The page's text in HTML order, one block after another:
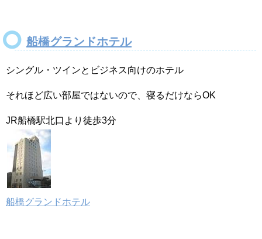
船橋グランドホテル
シングル・ツインとビジネス向けのホテル
それほど広い部屋ではないので、寝るだけならOK
JR船橋駅北口より徒歩3分
船橋グランドホテル